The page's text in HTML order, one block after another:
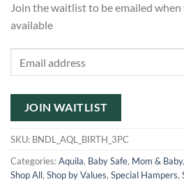
Join the waitlist to be emailed
available
address
to
join
the
waitlist
JOIN WAITLIST
SKU: BNDL_AQL_BIRTH_3PC
Categories:Aquila, Baby Safe, Mom & Baby,
Shop All, Shop by Values, Special Hampers,